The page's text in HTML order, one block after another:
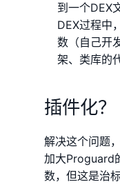
到一个DEX
DEX过程中
数（自己开
架、类库的
插件化
解决这个问题
加大Proguard
数，但这是治